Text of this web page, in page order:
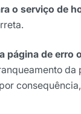
o serviço de
página de erro